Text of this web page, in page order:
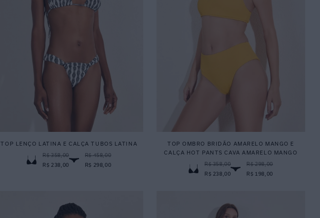
TOP LENÇO LATINA E CALÇA TUBOS LATINA
R$ 358,00
R$ 238,00
R$ 458,00
R$ 298,00
TOP OMBRO BRIDÃO AMARELO MANGO E
CALÇA HOT PANTS CAVA AMARELO MANGO
R$ 358,00
R$ 238,00
R$ 298,00
R$ 198,00